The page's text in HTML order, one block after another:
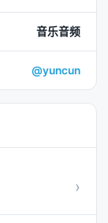
音乐音频
@yuncun
›